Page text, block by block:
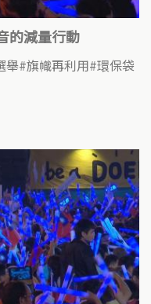
的減量行動
舉 旗幟再利用 環保袋